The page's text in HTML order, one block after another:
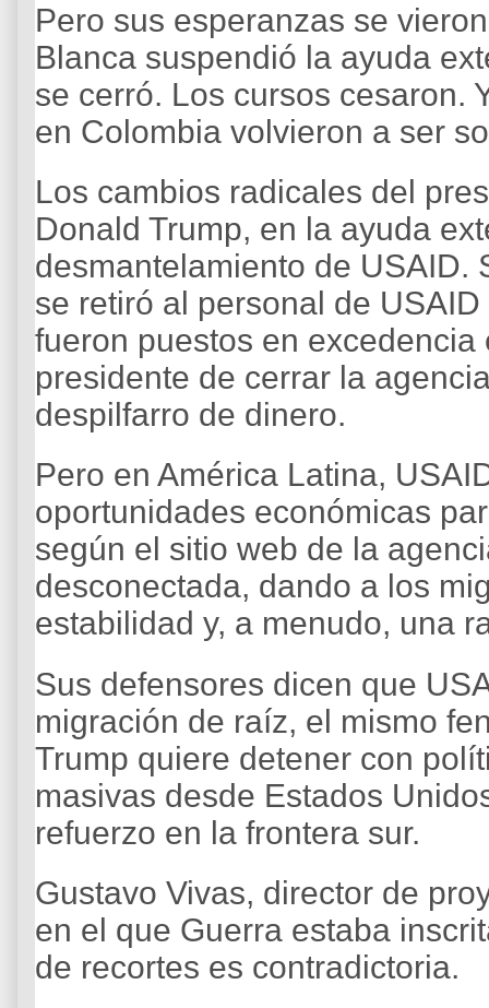
Pero sus esperanzas se
Blanca suspendió la ayuda
se cerró. Los cursos cesaron.
en Colombia volvieron a ser
Los cambios radicales del
Donald Trump, en la ayuda
desmantelamiento de USAID.
se retiró al personal de
fueron puestos en
presidente de cerrar la
despilfarro de dinero.
Pero en América Latina,
oportunidades económicas
según el sitio web de la
desconectada, dando a los
estabilidad y, a menudo, una
Sus defensores dicen que
migración de raíz, el mismo
Trump quiere detener con
masivas desde Estados
refuerzo en la frontera sur.
Gustavo Vivas, director de
en el que Guerra estaba
de recortes es contradictoria.